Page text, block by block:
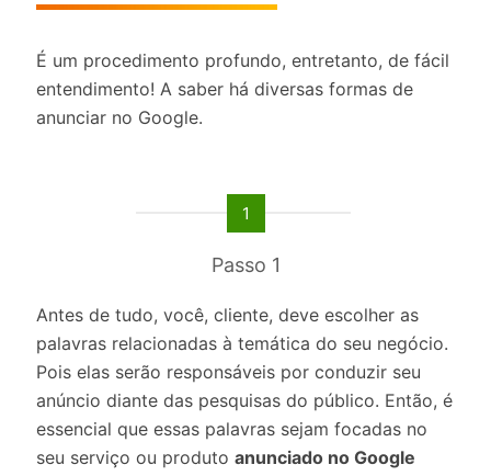
É um procedimento profundo, entretanto, de fácil
entendimento! A saber há diversas formas de
anunciar no Google.
1
Passo 1
Antes de tudo, você, cliente, deve escolher as
palavras relacionadas à temática do seu negócio.
Pois elas serão responsáveis por conduzir seu
anúncio diante das pesquisas do público. Então, é
essencial que essas palavras sejam focadas no
seu serviço ou produto anunciado no Google